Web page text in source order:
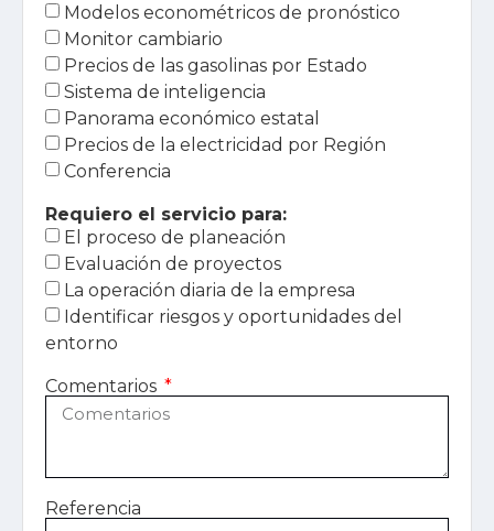
Modelos econométricos de pronóstico
Monitor cambiario
Precios de las gasolinas por Estado
Sistema de inteligencia
Panorama económico estatal
Precios de la electricidad por Región
Conferencia
Requiero el servicio para:
El proceso de planeación
Evaluación de proyectos
La operación diaria de la empresa
Identificar riesgos y oportunidades del
entorno
Comentarios
Referencia